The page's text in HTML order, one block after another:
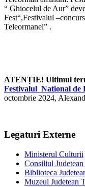
“ Ghiocelul de Aur”
Fest“,Festivalul
Teleormanel” .
ATENȚIE! Ultimul
Festivalul Național de
octombrie 2024,
Legaturi Externe
Ministerul Culturii
Consiliul
Biblioteca
Muzeul Judetean